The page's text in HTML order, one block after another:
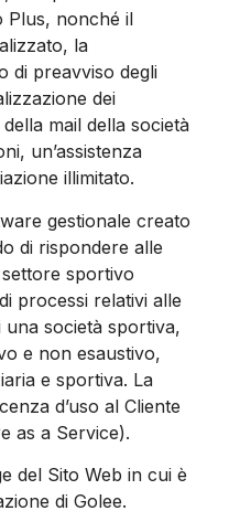
Plus, nonché il
la
di preavviso degli
dei
mail della società
un’assistenza
illimitato.
gestionale creato
di rispondere alle
sportivo
processi relativi alle
società sportiva,
e non esaustivo,
e sportiva. La
d’uso al Cliente
as a Service).
del Sito Web in cui è
di Golee.